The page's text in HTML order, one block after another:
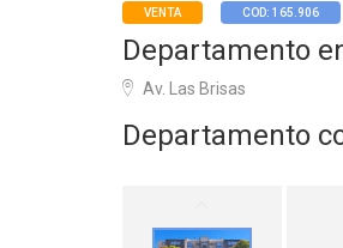
VENTA COD: 165.906
Departamento
Av. Las Brisas
Departamento